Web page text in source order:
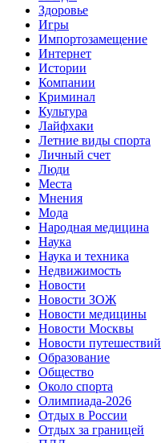
Здоровье
Игры
Импортозамещение
Интернет
Истории
Компании
Криминал
Культура
Лайфхаки
Летние виды спорта
Личный счет
Люди
Места
Мнения
Мода
Народная медицина
Наука
Наука и техника
Недвижимость
Новости
Новости ЗОЖ
Новости медицины
Новости Москвы
Новости путешествий
Образование
Общество
Около спорта
Олимпиада-2026
Отдых в России
Отдых за границей